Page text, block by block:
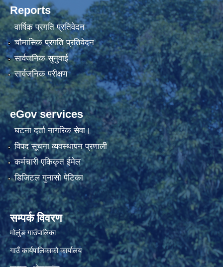
Reports
वार्षिक प्रगति प्रतिवेदन
चौमासिक प्रगति प्रतिवेदन
सार्वजनिक सुनुवाई
सार्वजनिक परीक्षण
eGov services
घटना दर्ता नागरिक सेवा।
विपद सूचना व्यवस्थापन प्रणाली
कर्मचारी एकिकृत ईमेल
डिजिटल गुनासो पेटिका
सम्पर्क विवरण
मोलुंङ गाउँपालिका
गाउँ कार्यपालिकाको कार्यालय